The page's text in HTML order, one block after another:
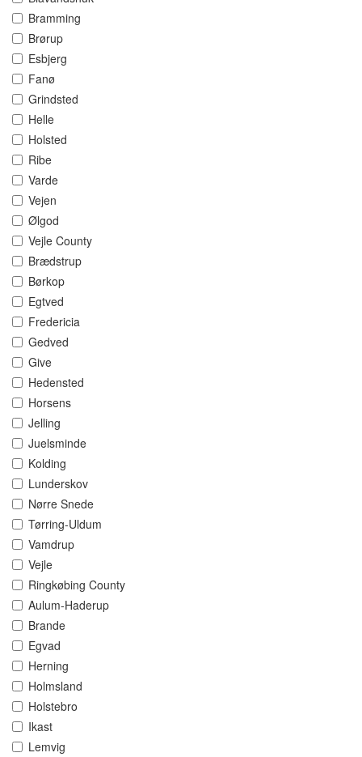
Bramming
Brørup
Esbjerg
Fanø
Grindsted
Helle
Holsted
Ribe
Varde
Vejen
Ølgod
Vejle County
Brædstrup
Børkop
Egtved
Fredericia
Gedved
Give
Hedensted
Horsens
Jelling
Juelsminde
Kolding
Lunderskov
Nørre Snede
Tørring-Uldum
Vamdrup
Vejle
Ringkøbing County
Aulum-Haderup
Brande
Egvad
Herning
Holmsland
Holstebro
Ikast
Lemvig